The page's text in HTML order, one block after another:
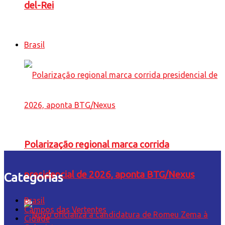
del-Rei
Brasil
Polarização regional marca corrida
presidencial de 2026, aponta BTG/Nexus
Categorias
Brasil
Campos das Vertentes
Cidade